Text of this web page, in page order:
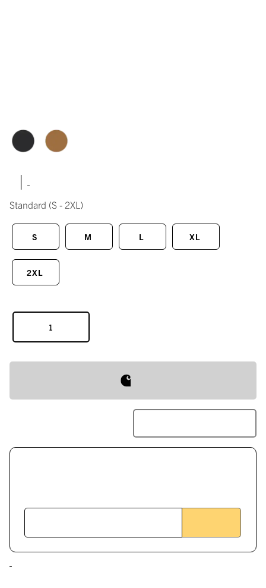
|
Standard (S - 2XL)
S M L XL
2XL